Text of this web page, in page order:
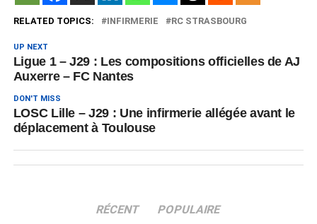
RELATED TOPICS: INFIRMERIE RC STRASBOURG
UP NEXT
Ligue 1 – J29 : Les compositions officielles de AJ
Auxerre – FC Nantes
DON'T MISS
LOSC Lille – J29 : Une infirmerie allégée avant le
déplacement à Toulouse
RÉCENT POPULAIRE